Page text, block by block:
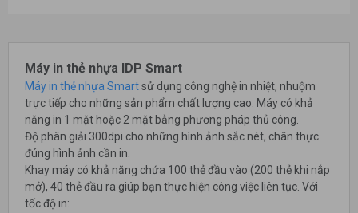
Máy in thẻ nhựa IDP Smart
Máy in thẻ nhựa Smartsử dụng công nghệ in nhiệt, nhuộm
trực tiếp cho những sản phẩm chất lượng cao. Máy có khả
năng in 1 mặt hoặc 2 mặt bằng phương pháp thủ công.
Độ phân giải 300dpi cho những hình ảnh sắc nét, chân thực
đúng hình ảnh cần in.
Khay máy có khả năng chứa 100 thẻ đầu vào (200 thẻ khi nắp
mở), 40 thẻ đầu ra giúp bạn thực hiện công việc liên tục. Với
tốc độ in: